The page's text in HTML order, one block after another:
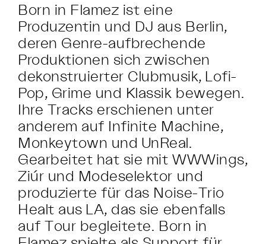
Born in Flamez ist eine
Produzentin und DJ aus Berlin,
deren Genre-aufbrechende
Produktionen sich zwischen
dekonstruierter Clubmusik, Lofi-
Pop, Grime und Klassik bewegen.
Ihre Tracks erschienen unter
anderem auf Infinite Machine,
Monkeytown und UnReal.
Gearbeitet hat sie mit WWWings,
Ziúr und Modeselektor und
produzierte für das Noise-Trio
Healt aus LA, das sie ebenfalls
auf Tour begleitete. Born in